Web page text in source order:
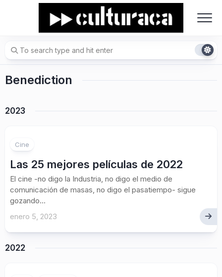
Benediction
2023
Cine
Las 25 mejores películas de 2022
El cine -no digo la Industria, no digo el medio de
comunicación de masas, no digo el pasatiempo- sigue
gozando...
enero 5, 2023
2022